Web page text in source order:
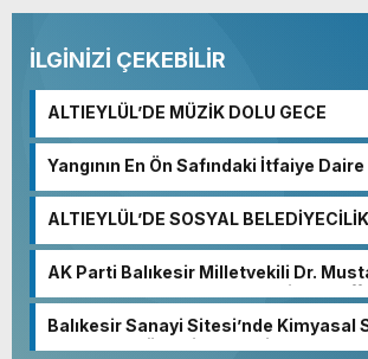
İLGİNİZİ ÇEKEBİLİR
ALTIEYLÜL’DE MÜZİK DOLU GECE
Yangının En Ön Safındaki İtfaiye Daire
ALTIEYLÜL’DE SOSYAL
AK Parti Balıkesir Milletvekili Dr.
“Medyanın varlığı, demokratik ve
Balıkesir Sanayi Sitesi’nde Kimyasal
52. Sokak Güvenlik Nedeniyle Boşaltıldı